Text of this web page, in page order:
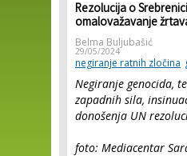
Rezolucija o
omalovažavanje
Belma Buljubašić
29/05/2024
negiranje ratnih zločina
Negiranje genocida,
zapadnih sila,
donošenja UN
foto: Mediacentar